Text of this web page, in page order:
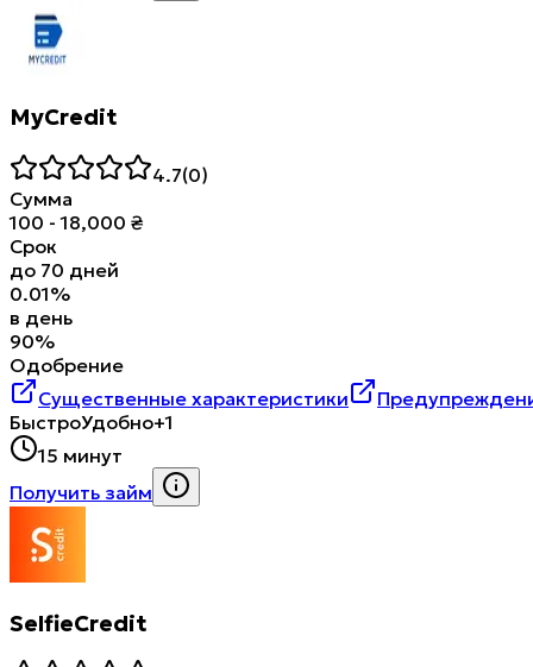
MyCredit
4.7(0)
Сумма
100 - 18,000 ₴
Срок
до 70 дней
0.01%
в день
90%
Одобрение
Существенные характеристики
БыстроУдобно+1
15 минут
Получить займ
SelfieCredit